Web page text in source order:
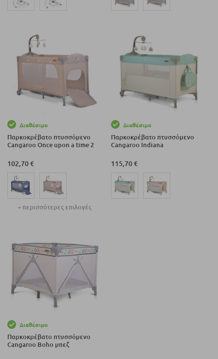
Διαθέσιμο
Παρκοκρέβατο πτυσσόμενο
Cangaroo Once upon a time 2
102,70 €
+ περισσότερες επιλογές
Διαθέσιμο
Παρκοκρέβατο πτυσσόμενο
Cangaroo Indiana
115,70 €
Διαθέσιμο
Παρκοκρέβατο πτυσσόμενο
Cangaroo Boho μπεζ